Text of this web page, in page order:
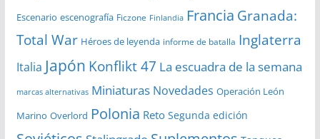
Escenario escenografía Ficzone Finlandia Francia Granada:
Total War Héroes de leyenda informe de batalla Inglaterra
Italia Japón Konflikt 47 La escuadra de la semana
marcas alternativas Miniaturas Novedades Operación León
Marino Overlord Polonia Reto Segunda edición